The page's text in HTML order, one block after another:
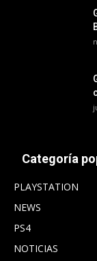
Categoría
PLAYSTATION
NEWS
PS4
NOTICIAS